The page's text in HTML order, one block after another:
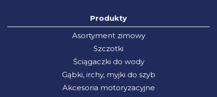
Produkty
Asortyment zimowy
Szczotki
Ściągaczki do wody
Gąbki, irchy, myjki do szyb
Akcesoria motoryzacyjne